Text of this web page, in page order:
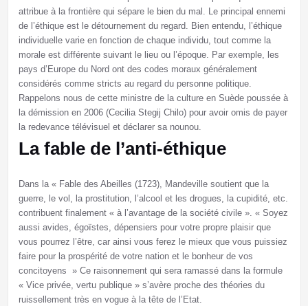
attribue à la frontière qui sépare le bien du mal. Le principal ennemi
de l’éthique est le détournement du regard. Bien entendu, l’éthique
individuelle varie en fonction de chaque individu, tout comme la
morale est différente suivant le lieu ou l’époque. Par exemple, les
pays d’Europe du Nord ont des codes moraux généralement
considérés comme stricts au regard du personne politique.
Rappelons nous de cette ministre de la culture en Suède poussée à
la démission en 2006 (Cecilia Stegij Chilo) pour avoir omis de payer
la redevance télévisuel et déclarer sa nounou.
La fable de l’anti-éthique
Dans la « Fable des Abeilles (1723), Mandeville soutient que la
guerre, le vol, la prostitution, l’alcool et les drogues, la cupidité, etc.
contribuent finalement « à l’avantage de la société civile ». « Soyez
aussi avides, égoïstes, dépensiers pour votre propre plaisir que
vous pourrez l’être, car ainsi vous ferez le mieux que vous puissiez
faire pour la prospérité de votre nation et le bonheur de vos
concitoyens » Ce raisonnement qui sera ramassé dans la formule
« Vice privée, vertu publique » s’avère proche des théories du
ruissellement très en vogue à la tête de l’Etat.